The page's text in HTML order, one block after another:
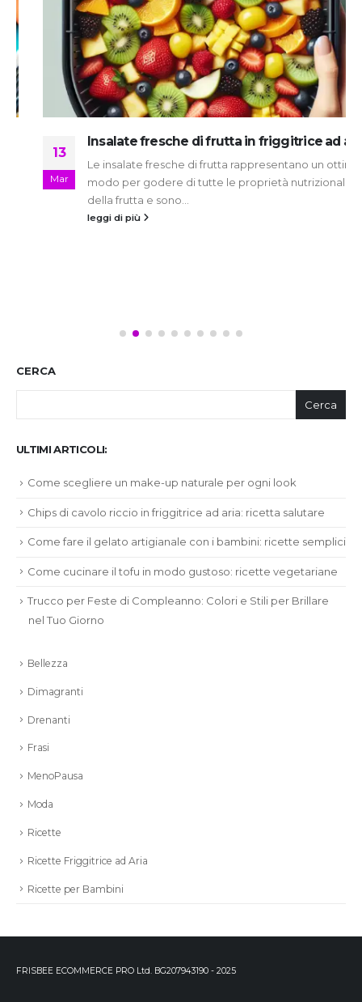
Insalate fresche di frutta in friggitrice ad aria
Le insalate fresche di frutta rappresentano un ottimo
modo per godere di tutte le proprietà nutrizionali
della frutta e sono...
leggi di più
CERCA
Cerca
ULTIMI ARTICOLI:
Come scegliere un make-up naturale per ogni look
Chips di cavolo riccio in friggitrice ad aria: ricetta salutare
Come fare il gelato artigianale con i bambini: ricette semplici
Come cucinare il tofu in modo gustoso: ricette vegetariane
Trucco per Feste di Compleanno: Colori e Stili per Brillare
nel Tuo Giorno
Bellezza
Dimagranti
Drenanti
Frasi
MenoPausa
Moda
Ricette
Ricette Friggitrice ad Aria
Ricette per Bambini
FRISBEE ECOMMERCE PRO Ltd. BG207943190 - 2025